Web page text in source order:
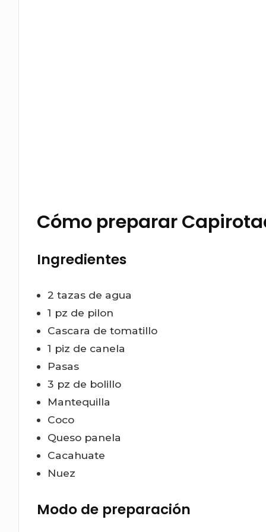
Cómo preparar
Ingredientes
2 tazas de agua
1 pz de pilon
Cascara de tomatillo
1 piz de canela
Pasas
3 pz de bolillo
Mantequilla
Coco
Queso panela
Cacahuate
Nuez
Modo de preparación